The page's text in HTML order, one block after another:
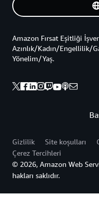
Amazon Fırsat Eşitliği
Azınlık/Kadın/Engellilik/
Yönelim/Yaş.
Gizlilik Site koşulları
Çerez Tercihleri
© 2026, Amazon Web
hakları saklıdır.